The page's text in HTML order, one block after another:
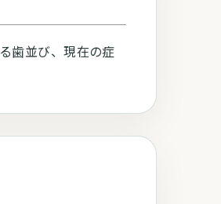
歯並び、現在の症